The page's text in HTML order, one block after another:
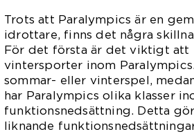
Trots att Paralympics är en
idrottare, finns det några
För det första är det viktigt att
vintersporter inom
sommar- eller vinterspel,
har Paralympics olika klasser
funktionsnedsättning. Detta
liknande